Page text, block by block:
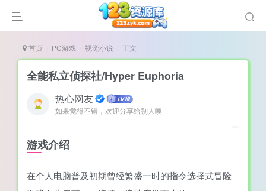
首页 PC游戏 视觉小说 正文
全能私立侦探社/Hyper Euphoria
热心网友
如果觉得不错，欢迎分享给别人噢
游戏介绍
在个人电脑普及初期曾经繁盛一时的指令选择式冒险